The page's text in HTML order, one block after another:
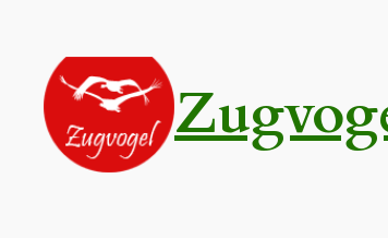
springen